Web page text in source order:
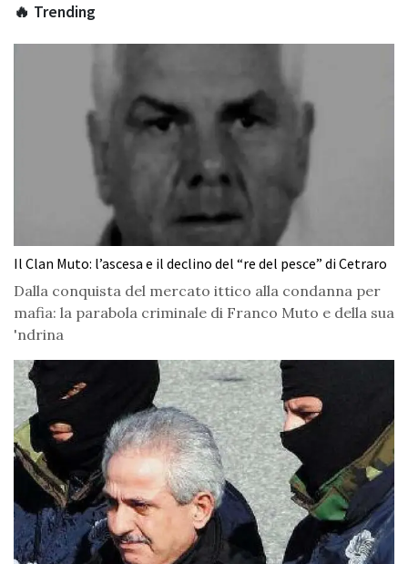
🔥 Trending
Il Clan Muto: l’ascesa e il declino del “re del pesce” di Cetraro
Dalla conquista del mercato ittico alla condanna per
mafia: la parabola criminale di Franco Muto e della sua
'ndrina